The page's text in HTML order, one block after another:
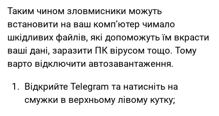
Таким чином зловмисники можуть
встановити на ваш комп’ютер чимало
шкідливих файлів, які допоможуть їм вкрасти
ваші дані, заразити ПК вірусом тощо. Тому
варто відключити автозавантаження.
Відкрийте Telegram та натисніть на
смужки в верхньому лівому кутку;